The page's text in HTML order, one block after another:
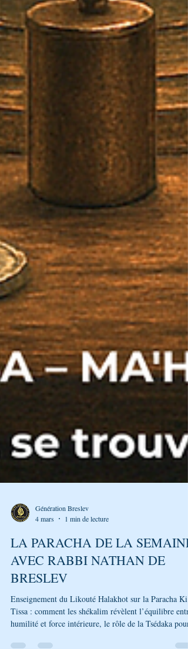
4 mars
1 min de lecture
LA PARACHA DE LA SEMAINE
AVEC RABBI NATHAN DE
BRESLEV
Enseignement du Likouté Halakhot sur la Paracha Ki
humilité et force intérieure, le rôle de la Tsédaka pour